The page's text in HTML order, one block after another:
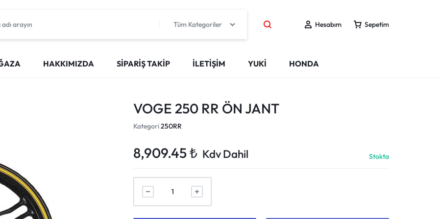
Tüm Kategoriler Hesabım Sepetim
HAKKIMIZDA SIPARIŞ TAKIP İLETIŞIM YUKİ HONDA
VOGE 250 RR ÖN JANT
Kategori250RR
8,909.45₺ Kdv Dahil Stokta